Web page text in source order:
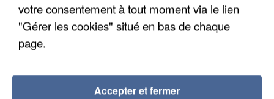
votre consentement à tout moment via le lien
"Gérer les cookies" situé en bas de chaque
page.
Accepter et fermer